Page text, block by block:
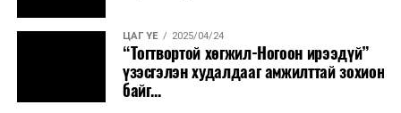
ЦАГ ҮЕ 2025/04/24
“Тогтвортой хөгжил-Ногоон ирээдүй”
үзэсгэлэн худалдааг амжилттай зохион
байг...